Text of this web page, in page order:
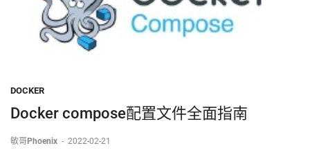
DOCKER
Docker compose配置文件全面指南
敏哥Phoenix - 2022-02-21